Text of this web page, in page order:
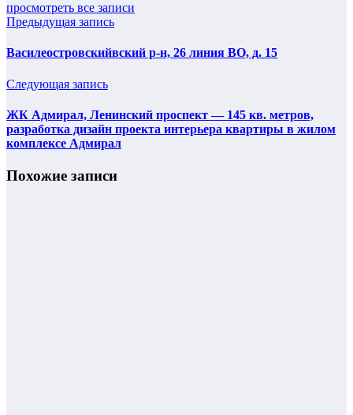
просмотреть все записи
Предыдущая запись
Василеостровскийвский р-н, 26 линия ВО, д. 15
Следующая запись
ЖК Адмирал, Ленинский проспект — 145 кв. метров,
разработка дизайн проекта интерьера квартиры в жилом
комплексе Адмирал
Похожие записи